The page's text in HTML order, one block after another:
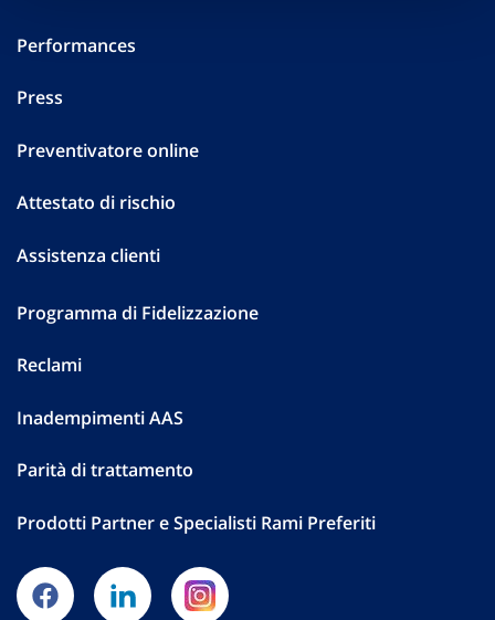
Performances
Press
Preventivatore online
Attestato di rischio
Assistenza clienti
Programma di Fidelizzazione
Reclami
Inadempimenti AAS
Parità di trattamento
Prodotti Partner e Specialisti Rami Preferiti